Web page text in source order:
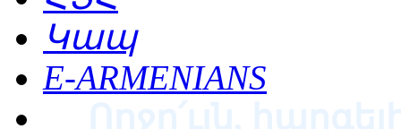
Կապ
E-ARMENIANS